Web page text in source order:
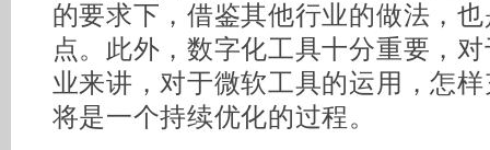
的要求下，借鉴其他行业的做法，
点。此外，数字化工具十分重要，
业来讲，对于微软工具的运用，怎
将是一个持续优化的过程。